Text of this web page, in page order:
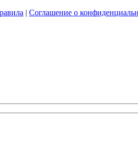
| Соглашение о